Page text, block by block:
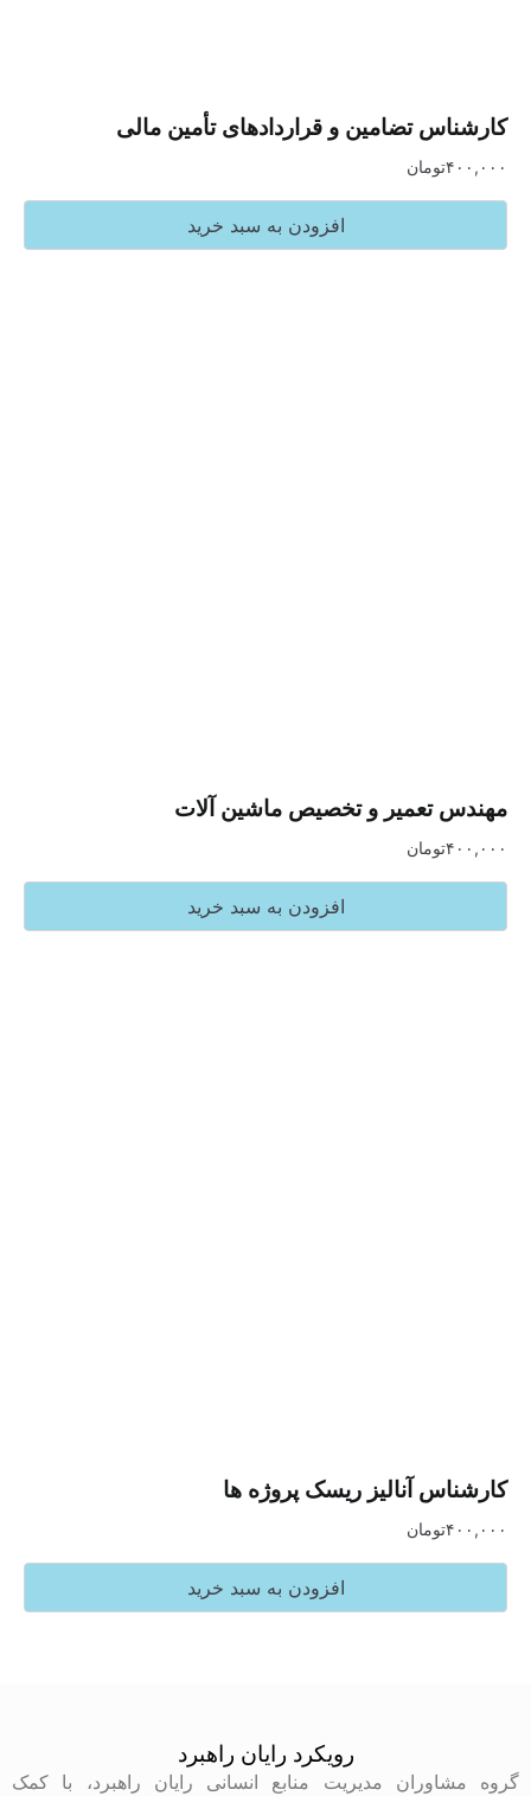
تضامین و قراردادهای تأمین مالی
تومان
افزودن به سبد خرید
و تخصیص ماشین آلات
تومان
افزودن به سبد خرید
آنالیز ریسک پروژه ها
تومان
افزودن به سبد خرید
رویکرد رایان راهبرد
مدیریت منابع انسانی رایان راهبرد، با کمک